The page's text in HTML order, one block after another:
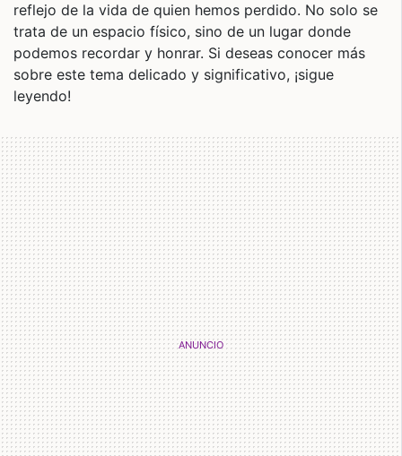
reflejo de la vida de quien hemos perdido. No solo se
trata de un espacio físico, sino de un lugar donde
podemos recordar y honrar. Si deseas conocer más
sobre este tema delicado y significativo, ¡sigue
leyendo!